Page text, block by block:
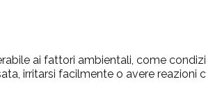
ai fattori ambientali, come
irritarsi facilmente o avere reazioni